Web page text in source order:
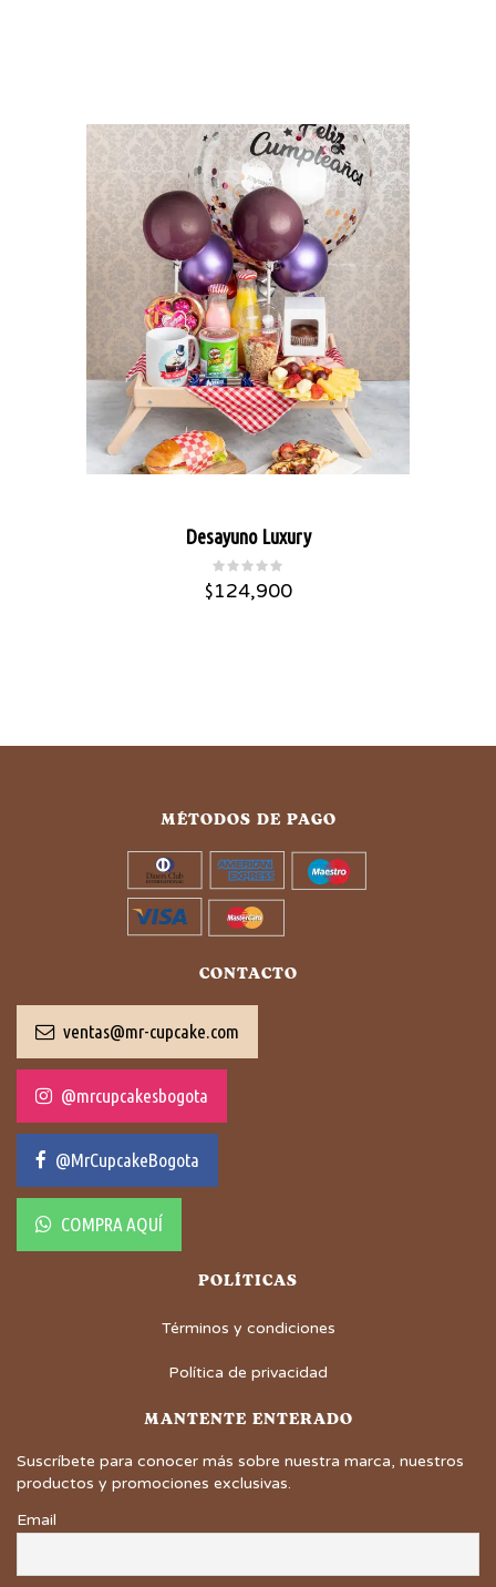
Desayuno Luxury
$124,900
MÉTODOS DE PAGO
CONTACTO
ventas@mr-cupcake.com
@mrcupcakesbogota
@MrCupcakeBogota
COMPRA AQUÍ
POLÍTICAS
Términos y condiciones
Política de privacidad
MANTENTE ENTERADO
Suscríbete para conocer más sobre nuestra marca, nuestros
productos y promociones exclusivas.
Email